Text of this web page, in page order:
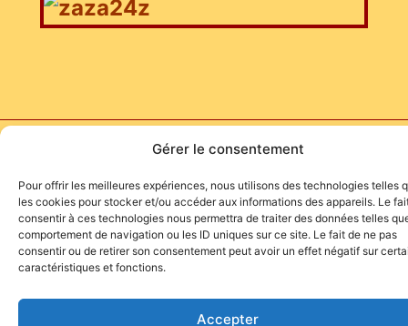
Gérer le consentement
Pour offrir les meilleures expériences, nous utilisons des technologies telles
les cookies pour stocker et/ou accéder aux informations des appareils. Le
consentir à ces technologies nous permettra de traiter des données telles
comportement de navigation ou les ID uniques sur ce site. Le fait de ne pas
consentir ou de retirer son consentement peut avoir un effet négatif sur
caractéristiques et fonctions.
Accepter
Site de l'association TOROFIESTA